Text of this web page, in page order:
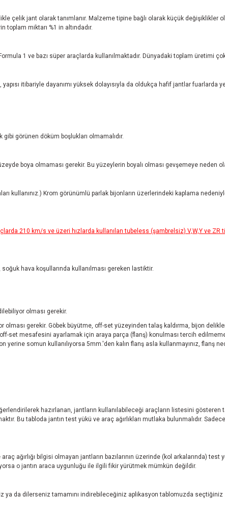
çelik jant olarak tanımlanır. Malzeme tipine bağlı olarak küçük değişiklikler
miktarı %1 in altındadır.
1 ve bazı süper araçlarda kullanılmaktadır. Dünyadaki toplam üretimi
itibariyle dayanımı yüksek dolayısıyla da oldukça hafif jantlar fuarlarda
gibi görünen döküm boşlukları olmamalıdır.
boya olmaması gerekir. Bu yüzeylerin boyalı olması gevşemeye neden
kullanınız.) Krom görünümlü parlak bijonların üzerlerindeki kaplama
210 km/s ve üzeri hızlarda kullanılan tubeless (şambrelsiz) V,W,Y ve ZR
soğuk hava koşullarında kullanılması gereken lastiktir.
olması gerekir.
olması gerekir. Göbek büyütme, off-set yüzeyinden talaş kaldırma, bijon
set mesafesini ayarlamak için araya parça (flanş) konulması tercih
yerine somun kullanılıyorsa 5mm.'den kalın flanş asla kullanmayınız,
hazırlanan, jantların kullanılabileceği araçların listesini
Bu tabloda jantın test yükü ve araç ağırlıkları mutlaka bulunmalıdır.
ağırlığı bilgisi olmayan jantların bazılarının üzerinde (kol arkalarında) test
o jantın araca uygunluğu ile ilgili fikir yürütmek mümkün değildir.
da dilerseniz tamamını indirebileceğiniz aplikasyon tablomuzda seçtiğiniz